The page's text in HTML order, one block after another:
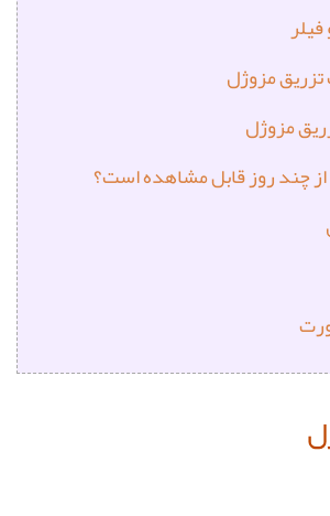
مزوژل
مزوژل
از چند روز قابل مشاهده است؟